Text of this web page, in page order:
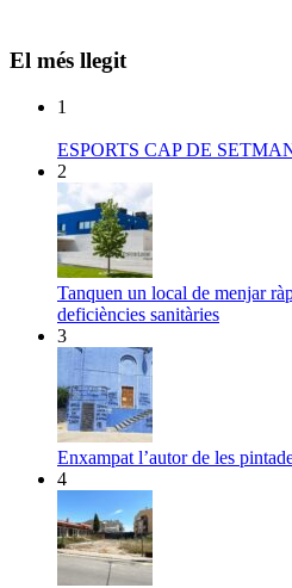
El més llegit
1
ESPORTS CAP DE
2
Tanquen un local de menjar
deficiències sanitàries
3
Enxampat l’autor de les
4